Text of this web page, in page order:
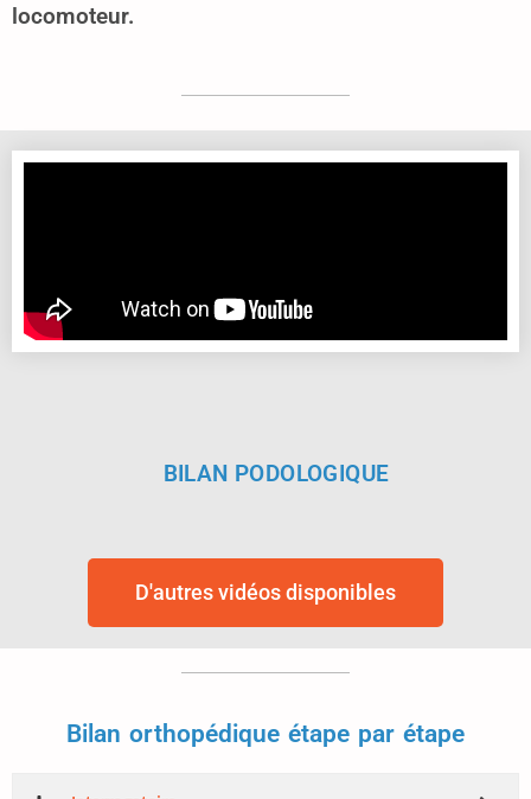
locomoteur.
BILAN PODOLOGIQUE
D'autres vidéos disponibles
Bilan orthopédique étape par étape